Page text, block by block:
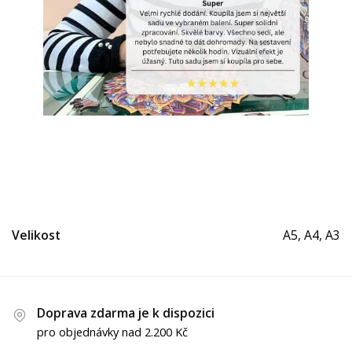
Velikost A5, A4, A3
Doprava zdarma je k dispozici
pro objednávky nad 2.200 Kč